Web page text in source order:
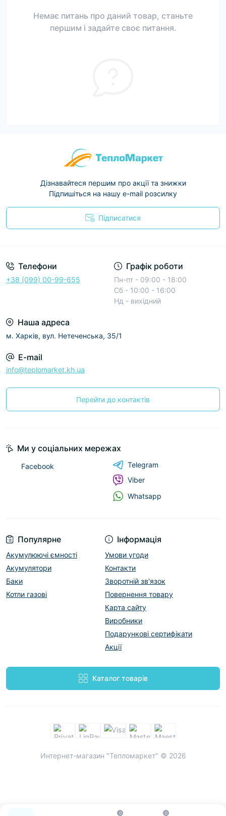
0 0
Немає питань про даний товар, станьте
першим і задайте своє питання.
Дізнавайтеся першим про акції та знижки
Підпишіться на нашу e-mail розсилку
Підписатися
Телефони
+38 (099) 00-99-655
Графік роботи
Пн-пт - 09:00 - 18:00
Сб - 10:00 - 16:00
Нд - вихідний
Наша адреса
м. Харків, вул. Нетеченська, 35/1
E-mail
info@teplomarket.kh.ua
Перейти до контактів
Популярне
Акумулюючі ємності
Акумулятори
Баки
Котли газові
Інформація
Умови угоди
Контакти
Зворотній зв'язок
Повернення товару
Карта сайту
Виробники
Подарункові сертифікати
Акції
Каталог товарів
Ми у соціальних мережах
Facebook
Telegram
Viber
Whatsapp
Интернет-магазин "Тепломаркет" © 2026